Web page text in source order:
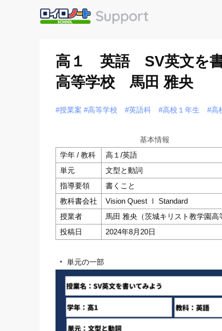
高１ 英語 SV英文を書
高等学校 馬田 雅央
#授業案 #高等学校 #英語科 #高校１年生 #高
基本情報
学年 / 教科
高１/英語
単元
文型と動詞
指導要領
書くこと
教科書会社
Vision Quest Ⅰ Standard
授業者
馬田 雅央（茨城キリスト教学園高
投稿日
2024年8月20日
単元の一部